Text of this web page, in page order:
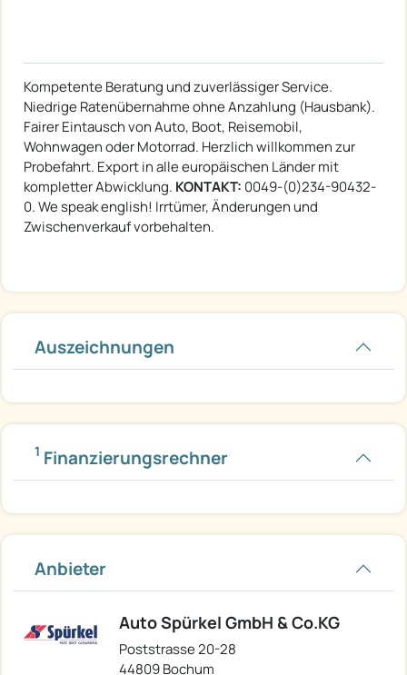
Kompetente Beratung und zuverlässiger Service.
Niedrige Ratenübernahme ohne Anzahlung (Hausbank).
Fairer Eintausch von Auto, Boot, Reisemobil,
Wohnwagen oder Motorrad. Herzlich willkommen zur
Probefahrt. Export in alle europäischen Länder mit
kompletter Abwicklung. KONTAKT: 0049-(0)234-90432-
0. We speak english! Irrtümer, Änderungen und
Zwischenverkauf vorbehalten.
Auszeichnungen
1 Finanzierungsrechner
Anbieter
Auto Spürkel GmbH & Co.KG
Poststrasse 20-28
44809 Bochum